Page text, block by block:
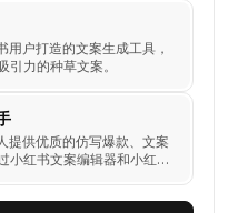
用户打造的文案生成工具，
引力的种草文案。
提供优质的仿写爆款、文案
小红书文案编辑器和小红书